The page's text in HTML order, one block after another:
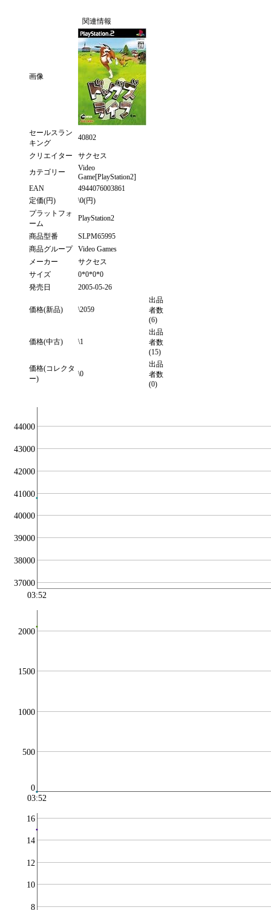
関連情報
画像
セールスラン
キング
40802
クリエイター
サクセス
カテゴリー
Video
Game[PlayStation2]
EAN
4944076003861
定価(円)
\0(円)
プラットフォ
ーム
PlayStation2
商品型番
SLPM65995
商品グループ
Video Games
メーカー
サクセス
サイズ
0*0*0*0
発売日
2005-05-26
価格(新品) \2059
出品
者数
(6)
価格(中古) \1
出品
者数
(15)
価格(コレクタ
ー)
\0
出品
者数
(0)
37000
38000
39000
40000
41000
42000
43000
44000
03:52
0
500
1000
1500
2000
03:52
8
10
12
14
16